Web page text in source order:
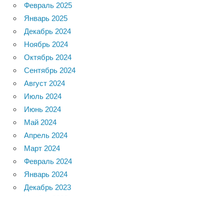
Февраль 2025
Январь 2025
Декабрь 2024
Ноябрь 2024
Октябрь 2024
Сентябрь 2024
Август 2024
Июль 2024
Июнь 2024
Май 2024
Апрель 2024
Март 2024
Февраль 2024
Январь 2024
Декабрь 2023